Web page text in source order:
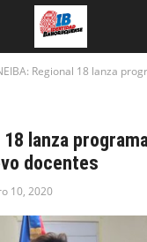
Regional 18 lanza
18 lanza
docentes
10, 2020